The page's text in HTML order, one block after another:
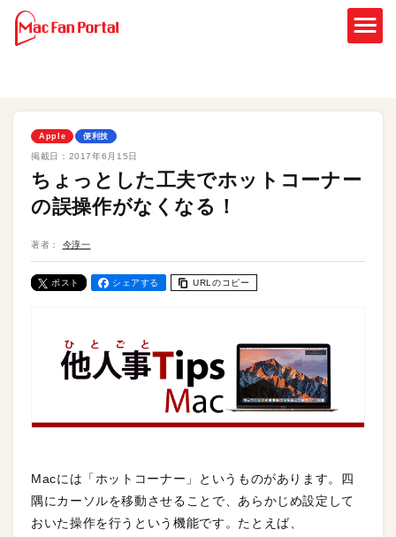
Apple 便利技
掲載日： 2017年6月15日
ちょっとした工夫でホットコーナー
の誤操作がなくなる！
著者： 今淳一
ポスト シェアする URLのコピー
Macには「ホットコーナー」というものがあります。四
隅にカーソルを移動させることで、あらかじめ設定して
おいた操作を行うという機能です。たとえば、